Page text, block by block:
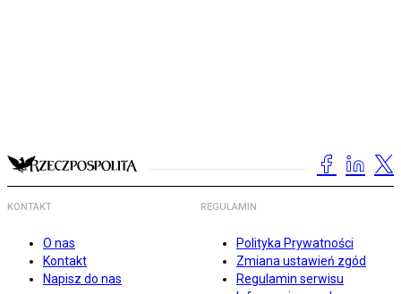
KONTAKT
O nas
Kontakt
Napisz do nas
REGULAMIN
Polityka Prywatności
Zmiana ustawień zgód
Regulamin serwisu